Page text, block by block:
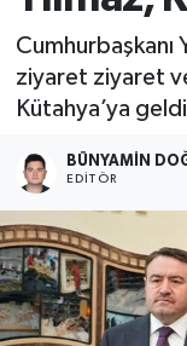
Cumhurbaşkanı
ziyaret ziyaret
Kütahya’ya
BÜNYAMIN
EDITÖR
Çavdarhisar
Domaniç
Eğitim
Ekonomi
Haber Arşivi